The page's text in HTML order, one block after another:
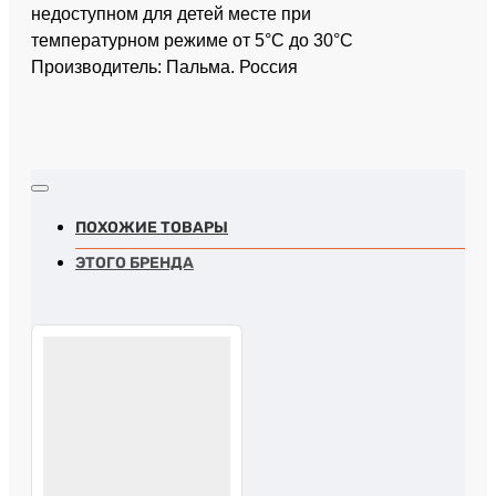
недоступном для детей месте при
температурном режиме от 5°C до 30°C
Производитель: Пальма. Россия
ПОХОЖИЕ ТОВАРЫ
ЭТОГО БРЕНДА